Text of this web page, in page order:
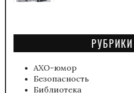
РУБРИКИ
АХО-юмор
Безопасность
Библиотека